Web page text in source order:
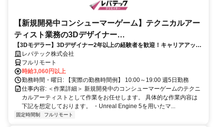
【新規開発中コンシューマーゲーム】テクニカルアー
ティスト業務の3Dデザイナー
_LTCR547867_CP_CRG
【3Dモデラー】3Dデザイナー2年以上の経験者を歓迎！キャリアアップ
を目指したい方も大歓迎♪
レバテック株式会社
フルリモート
時給3,060円以上
勤務時間・曜日: 【実際の勤務時間例】 10:00～19:00 週5日勤務
仕事内容: ＜作業詳細＞ 新規開発中のコンシューマーゲームのテクニ
カルアーティストとして作業をお任せします。 具体的な作業内容は
下記を想定しております。 ・Unreal Engine 5を用いたマ...
固定時間制 フルリモート